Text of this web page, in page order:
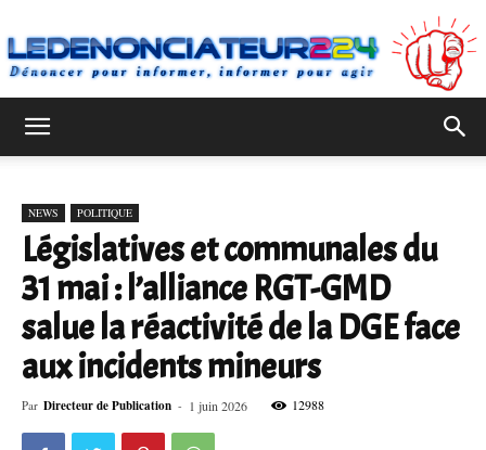
NEWS POLITIQUE
Législatives et communales du
31 mai : l’alliance RGT-GMD
salue la réactivité de la DGE face
aux incidents mineurs
Par Directeur de Publication - 1 juin 2026 12988